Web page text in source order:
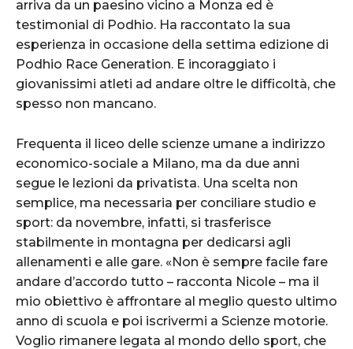
arriva da un paesino vicino a Monza ed è
testimonial di Podhio. Ha raccontato la sua
esperienza in occasione della settima edizione di
Podhio Race Generation. E incoraggiato i
giovanissimi atleti ad andare oltre le difficoltà, che
spesso non mancano.
Frequenta il liceo delle scienze umane a indirizzo
economico-sociale a Milano, ma da due anni
segue le lezioni da privatista. Una scelta non
semplice, ma necessaria per conciliare studio e
sport: da novembre, infatti, si trasferisce
stabilmente in montagna per dedicarsi agli
allenamenti e alle gare. «Non è sempre facile fare
andare d’accordo tutto – racconta Nicole – ma il
mio obiettivo è affrontare al meglio questo ultimo
anno di scuola e poi iscrivermi a Scienze motorie.
Voglio rimanere legata al mondo dello sport, che